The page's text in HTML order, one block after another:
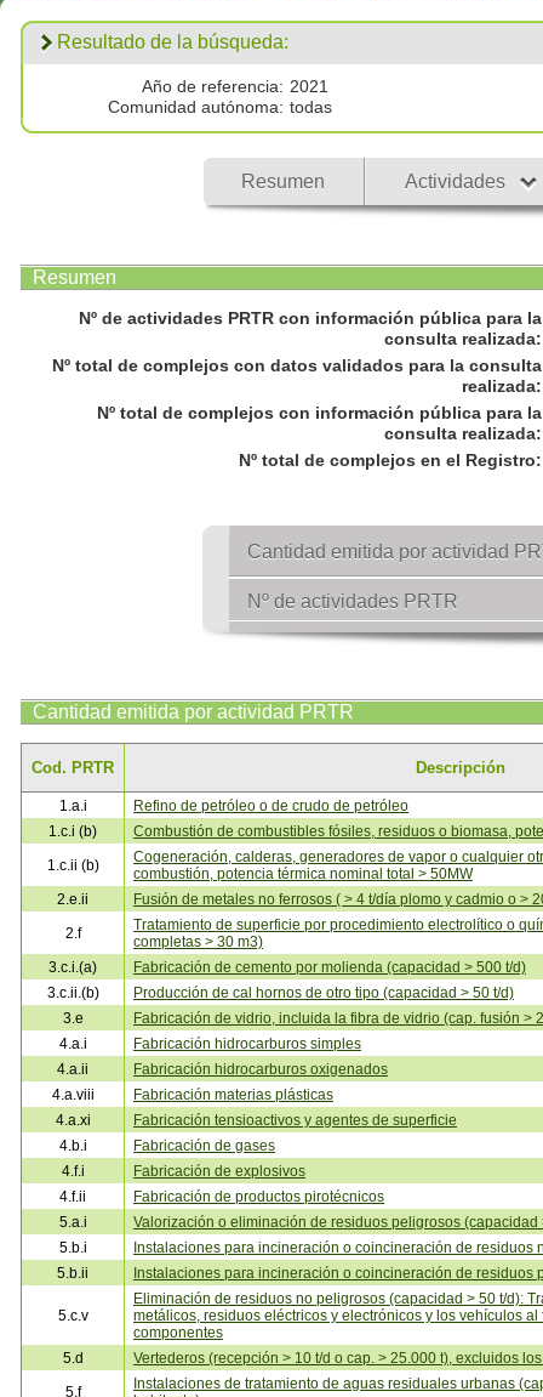
establecidos en el Anexo II “Lista de
Sustancias” del Real Decreto
508/2007, de 20 de abril, que regula
el suministro de información sobre
emisiones del Reglamento E - PRTR
y de las autorizaciones ambientales
integradas.
Los datos publicados respecto al
todas las
emisiones por encima de cero
Resultado de la búsqueda:
Año de referencia: 2021
Comunidad autónoma: todas
Resumen Actividades
Resumen
Nº de actividades PRTR con información pública para la
consulta realizada:
Nº total de complejos con datos validados para la consulta
realizada:
Nº total de complejos con información pública para la
consulta realizada:
Nº total de complejos en el Registro:
Cantidad emitida por actividad
Nº de actividades PRTR
Cantidad emitida por actividad PRTR
Cod. PRTR Descripción
1.a.i
Refino de petróleo o de crudo de petróleo
1.c.i (b)
Combustión de combustibles fósiles, residuos o biomasa,
1.c.ii (b)
Cogeneración, calderas, generadores de vapor o cualquier
combustión, potencia térmica nominal total > 50MW
2.e.ii
Fusión de metales no ferrosos ( > 4 t/día plomo y cadmio o >
2.f
Tratamiento de superficie por procedimiento electrolítico o
completas > 30 m3)
3.c.i.(a)
Fabricación de cemento por molienda (capacidad > 500 t/d)
3.c.ii.(b)
Producción de cal hornos de otro tipo (capacidad > 50 t/d)
3.e
Fabricación de vidrio, incluida la fibra de vidrio (cap. fusión >
4.a.i
Fabricación hidrocarburos simples
4.a.ii
Fabricación hidrocarburos oxigenados
4.a.viii
Fabricación materias plásticas
4.a.xi
Fabricación tensioactivos y agentes de superficie
4.b.i
Fabricación de gases
4.f.i
Fabricación de explosivos
4.f.ii
Fabricación de productos pirotécnicos
5.a.i
Valorización o eliminación de residuos peligrosos
5.b.i
Instalaciones para incineración o coincineración de residuos
5.b.ii
Instalaciones para incineración o coincineración de residuos
5.c.v
Eliminación de residuos no peligrosos (capacidad > 50 t/d):
metálicos, residuos eléctricos y electrónicos y los vehículos
componentes
5.d
Vertederos (recepción > 10 t/d o cap. > 25.000 t), excluidos
5.f
Instalaciones de tratamiento de aguas residuales urbanas